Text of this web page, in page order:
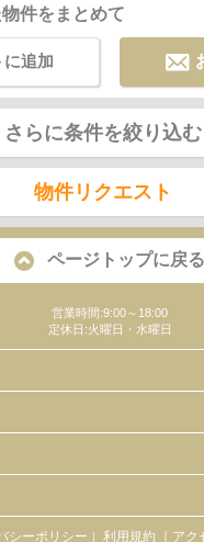
件をまとめて
追加
さらに条件を絞り込む
物件リクエスト
ページトップに戻る
営業時間:9:00～18:00
定休日:火曜日・水曜日
シーポリシー ｜ 利用規約 ｜ア